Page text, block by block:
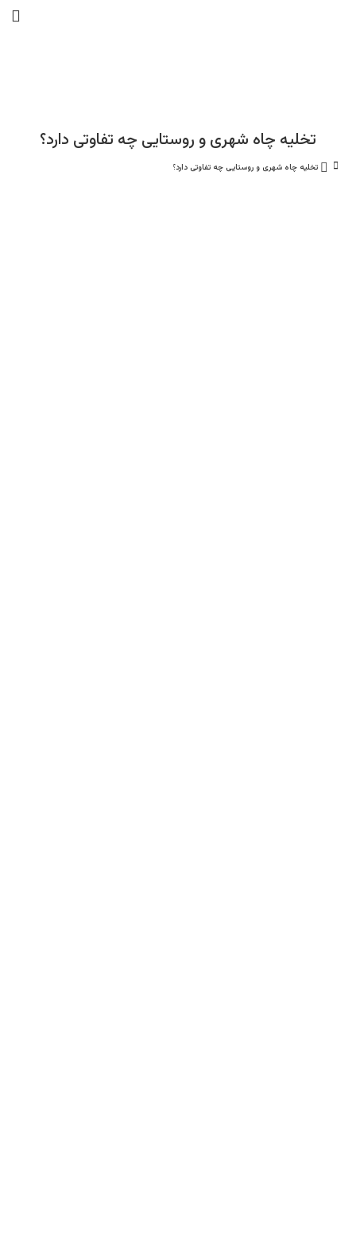
تخلیه چاه شهری و روستایی چه تفاوتی دارد؟
تخلیه چاه شهری و روستایی چه تفاوتی دارد؟